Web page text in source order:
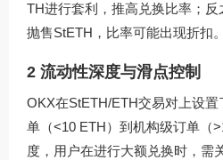
TH进行套利，推高兑换比率；
抛售StETH，比率可能出现折扣。
2 流动性深度与滑点控制
OKX在StETH/ETH交易对上设
单（<10 ETH）到机构级订单（
度，用户在进行大额兑换时，需